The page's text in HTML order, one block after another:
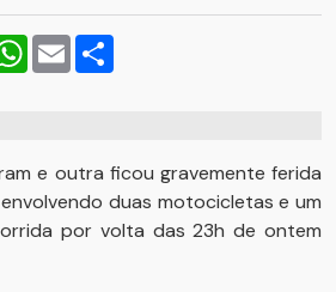
WhatsApp
Email
e outra ficou gravemente ferida
duas motocicletas e um
por volta das 23h de ontem